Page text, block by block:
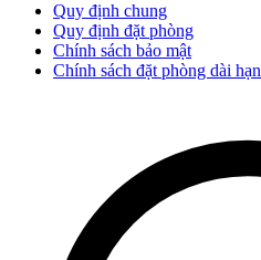
Quy định chung
Quy định đặt phòng
Chính sách bảo mật
Chính sách đặt phòng dài hạn